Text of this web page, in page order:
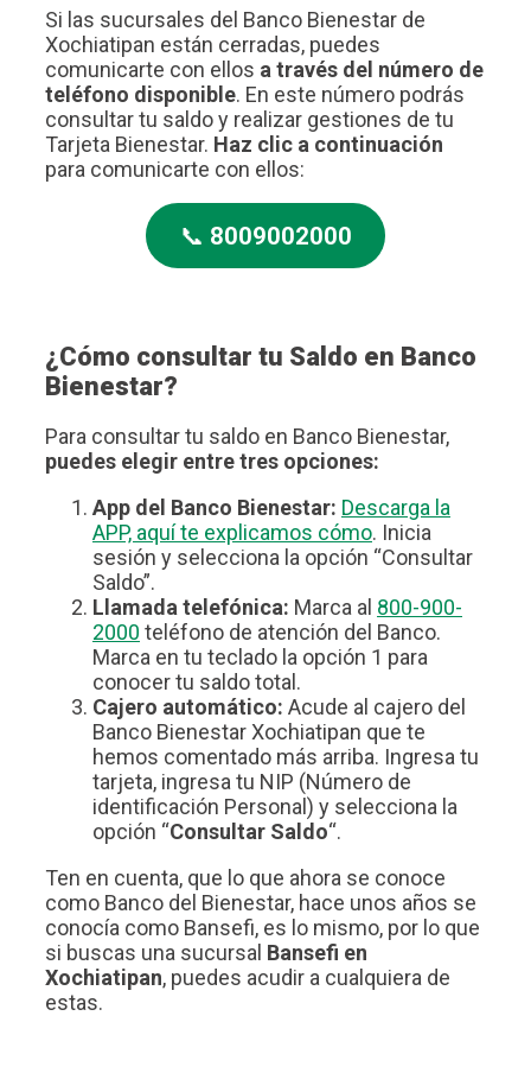
Si las sucursales del Banco Bienestar de
Xochiatipan están cerradas, puedes
comunicarte con ellos a través del número de
teléfono disponible. En este número podrás
consultar tu saldo y realizar gestiones de tu
Tarjeta Bienestar. Haz clic a continuación
para comunicarte con ellos:
📞 8009002000
¿Cómo consultar tu Saldo en Banco
Bienestar?
Para consultar tu saldo en Banco Bienestar,
puedes elegir entre tres opciones:
App del Banco Bienestar: Descarga la
APP, aquí te explicamos cómo. Inicia
sesión y selecciona la opción “Consultar
Saldo”.
Llamada telefónica: Marca al 800-900-
2000 teléfono de atención del Banco.
Marca en tu teclado la opción 1 para
conocer tu saldo total.
Cajero automático: Acude al cajero del
Banco Bienestar Xochiatipan que te
hemos comentado más arriba. Ingresa tu
tarjeta, ingresa tu NIP (Número de
identificación Personal) y selecciona la
opción “Consultar Saldo“.
Ten en cuenta, que lo que ahora se conoce
como Banco del Bienestar, hace unos años se
conocía como Bansefi, es lo mismo, por lo que
si buscas una sucursal Bansefi en
Xochiatipan, puedes acudir a cualquiera de
estas.